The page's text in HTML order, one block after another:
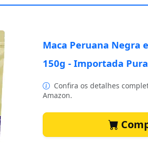
Maca Peruana Negra
150g - Importada
Confira os detalhes
Amazon.